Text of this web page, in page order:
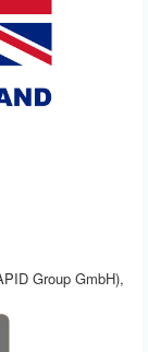
Group GmbH),